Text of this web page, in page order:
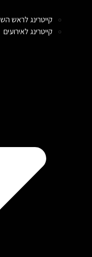
קייטרינג לראש השנה 2026
קייטרינג לאירועים